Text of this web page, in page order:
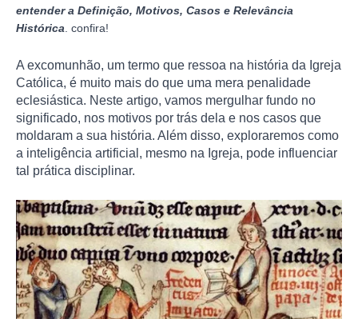
entender a Definição, Motivos, Casos e Relevância
Histórica . confira!
A excomunhão, um termo que ressoa na história da Igreja
Católica, é muito mais do que uma mera penalidade
eclesiástica. Neste artigo, vamos mergulhar fundo no
significado, nos motivos por trás dela e nos casos que
moldaram a sua história. Além disso, exploraremos como
a inteligência artificial, mesmo na Igreja, pode influenciar
tal prática disciplinar.